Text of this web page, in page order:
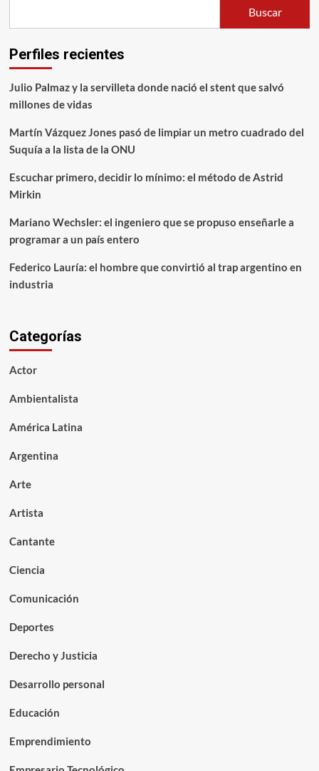
Buscar
Perfiles recientes
Julio Palmaz y la servilleta donde nació el stent que salvó
millones de vidas
Martín Vázquez Jones pasó de limpiar un metro cuadrado del
Suquía a la lista de la ONU
Escuchar primero, decidir lo mínimo: el método de Astrid
Mirkin
Mariano Wechsler: el ingeniero que se propuso enseñarle a
programar a un país entero
Federico Lauría: el hombre que convirtió al trap argentino en
industria
Categorías
Actor
Ambientalista
América Latina
Argentina
Arte
Artista
Cantante
Ciencia
Comunicación
Deportes
Derecho y Justicia
Desarrollo personal
Educación
Emprendimiento